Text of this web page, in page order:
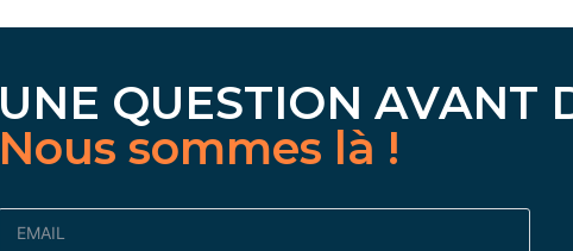
UNE QUESTION AVANT
Nous sommes là !